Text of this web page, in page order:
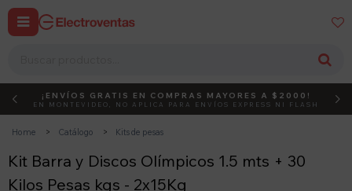
 
DEBUT ACTIVÁ EL CÓDIGO
¡ENVÍOS GRATIS EN COMPRAS MAYORES A $2000!
EN MONTEVIDEO, NO APLICA PARA ENVÍOS EXPRESS NI FLASH
Home Catálogo Kits de pesas
Kit Barra y Discos Olímpicos 1.5 mts + 30
Kilos Pesas kgs - 2x15Kg